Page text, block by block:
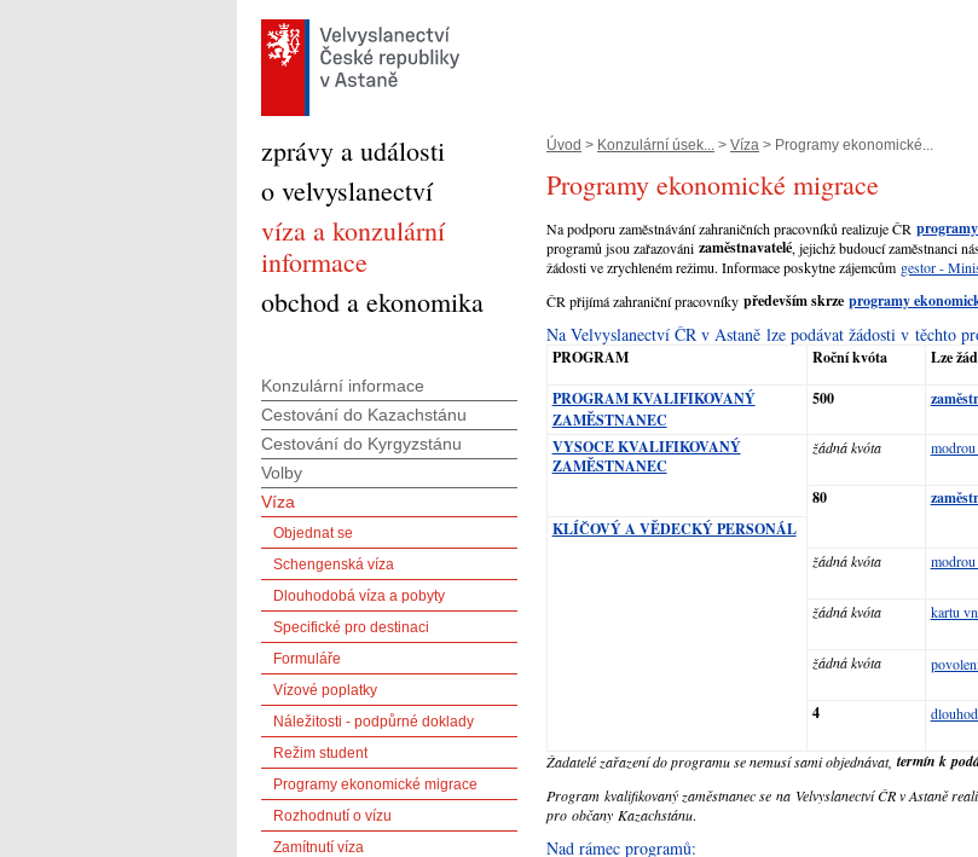
Úvod > Konzulární úsek... > Víza > Programy ekonomické...
Programy ekonomické migrace
Na podporu zaměstnávání zahraničních pracovníků realizuje ČR
programů jsou zařazováni zaměstnavatelé, jejichž budoucí zaměstnanci
žádosti ve zrychleném režimu. Informace poskytne zájemcům gestor -
ČR přijímá zahraniční pracovníky především skrze programy
Na Velvyslanectví ČR v Astaně lze podávat žádosti v těchto
PROGRAM Roční kvóta
Lze
PROGRAM KVALIFIKOVANÝ
ZAMĚSTNANEC
500
VYSOCE KVALIFIKOVANÝ
ZAMĚSTNANEC
žádná kvóta
80
KLÍČOVÝ A VĚDECKÝ PERSONÁL
žádná kvóta
žádná kvóta kartu
žádná kvóta
4
Žadatelé zařazení do programu se nemusí sami objednávat, termín k
Program kvalifikovaný zaměstnanec se na Velvyslanectví ČR v Astaně
pro občany Kazachstánu.
Nad rámec programů:
zprávy a události
o velvyslanectví
víza a konzulární
informace
obchod a ekonomika
Konzulární informace
Cestování do Kazachstánu
Cestování do Kyrgyzstánu
Volby
Víza
Objednat se
Schengenská víza
Dlouhodobá víza a pobyty
Specifické pro destinaci
Formuláře
Vízové poplatky
Náležitosti - podpůrné doklady
Režim student
Programy ekonomické migrace
Rozhodnutí o vízu
Zamítnutí víza